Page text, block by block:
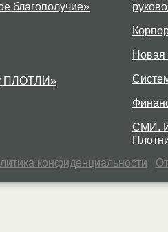
благополучие»
ПЛОТЛИ»
Новая
СМИ.
конфиденциальности